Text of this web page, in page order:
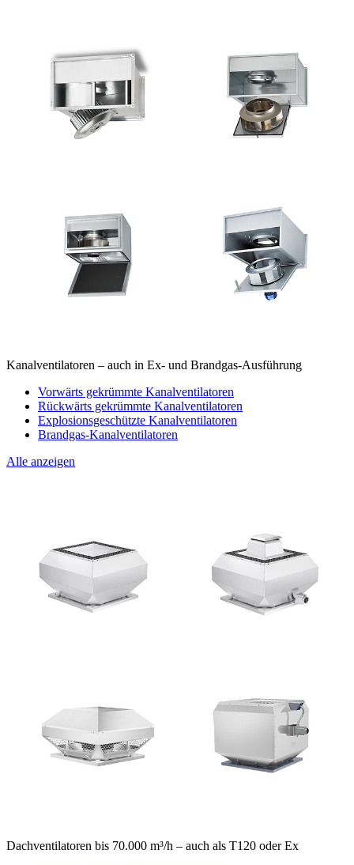
Kanalventilatoren – auch in Ex- und Brandgas-Ausführung
Vorwärts gekrümmte Kanalventilatoren
Rückwärts gekrümmte Kanalventilatoren
Explosionsgeschützte Kanalventilatoren
Brandgas-Kanalventilatoren
Alle anzeigen
Dachventilatoren bis 70.000 m³/h – auch als T120 oder Ex